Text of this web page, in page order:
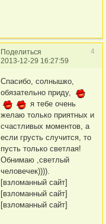
Поделиться
4
2013-12-29 16:27:59
Спасибо, солнышко,
обязательно приду,
я тебе очень
желаю только приятных и
счастливых моментов, а
если грусть случится, то
пусть только светлая!
Обнимаю ,светлый
человечек)))).
[взломанный сайт]
[взломанный сайт]
[взломанный сайт]